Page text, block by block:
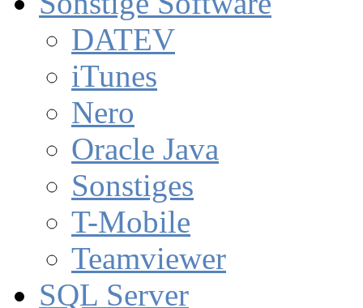
DATEV
iTunes
Nero
Oracle Java
Sonstiges
T-Mobile
Teamviewer
SQL Server